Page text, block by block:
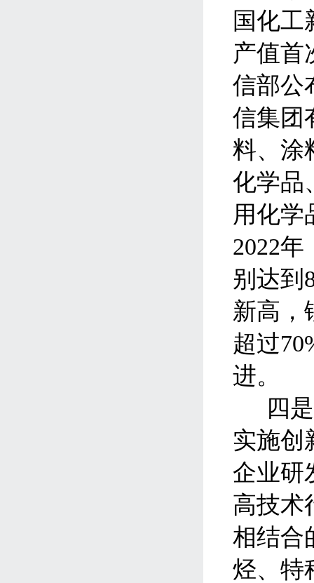
国化工
产值首
信部公
信集团
料、涂
化学品
用化学
2022年
别达到
新高，
超过
进。
四
实施创
企业研
高技术
相结合
烃、特